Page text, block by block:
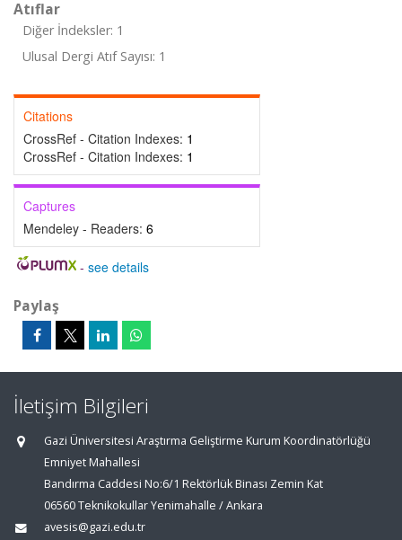
Atıflar
Diğer İndeksler: 1
Ulusal Dergi Atıf Sayısı: 1
Citations
CrossRef - Citation Indexes: 1
CrossRef - Citation Indexes: 1
Captures
Mendeley - Readers: 6
- see details
Paylaş
İletişim Bilgileri
Gazi Üniversitesi Araştırma Geliştirme Kurum Koordinatörlüğü
Emniyet Mahallesi
Bandırma Caddesi No:6/1 Rektörlük Binası Zemin Kat
06560 Teknikokullar Yenimahalle / Ankara
avesis@gazi.edu.tr